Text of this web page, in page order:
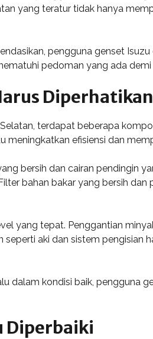
yang teratur tidak hanya
pengguna genset
pedoman yang ada
Diperhatikan
terdapat beberapa
efisiensi dan
bersih dan cairan pendingin
bahan bakar yang bersih
yang tepat. Penggantian
seperti aki dan sistem
dalam kondisi baik, pengguna
Diperbaiki